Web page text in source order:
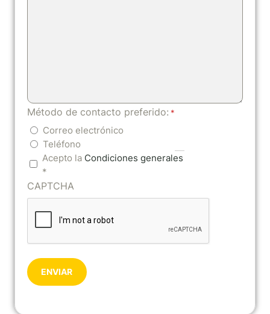
Método de contacto preferido: *
Correo electrónico
Teléfono
Acepto la Condiciones generales
*
CAPTCHA